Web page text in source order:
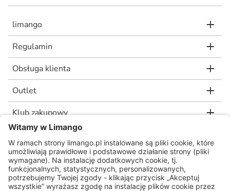
limango
Regulamin
Obsługa klienta
Outlet
Klub zakupowy